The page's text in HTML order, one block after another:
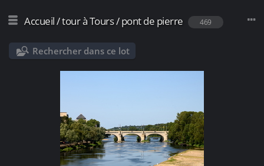
Accueil/tour à Tours/pont de pierre 469
Rechercher dans ce lot